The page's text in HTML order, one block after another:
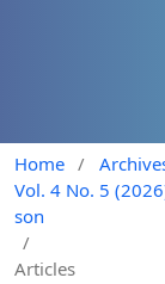
Home /
Vol. 4 No. 5
son
/
Articles